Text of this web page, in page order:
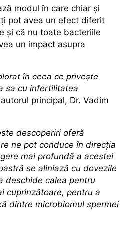
modul în care chiar și
pot avea un efect diferit
și că nu toate bacteriile
un impact asupra
în ceea ce privește
sa cu infertilitatea
principal, Dr. Vadim
descoperiri oferă
ne pot conduce în direcția
mai profundă a acestei
se aliniază cu dovezile
deschide calea pentru
cuprinzătoare, pentru a
dintre microbiomul spermei